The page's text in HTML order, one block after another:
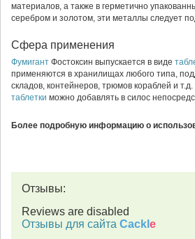
материалов, а также в герметично
серебром и золотом, эти металлы следует
Сфера применения
Фумигант Фостоксин выпускается в виде
применяются в хранилищах любого типа,
складов, контейнеров, трюмов кораблей и
таблетки можно добавлять в силос
Более подробную информацию о
Отзывы:
Reviews are disabled
Отзывы для сайта Cackl e